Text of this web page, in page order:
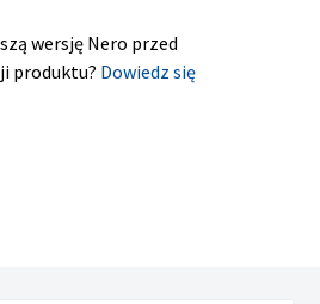
wersję Nero przed
produktu? Dowiedz się